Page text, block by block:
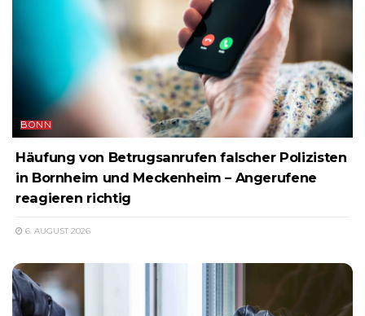
BONN
Häufung von Betrugsanrufen falscher Polizisten
in Bornheim und Meckenheim – Angerufene
reagieren richtig
6. AUGUST 2026